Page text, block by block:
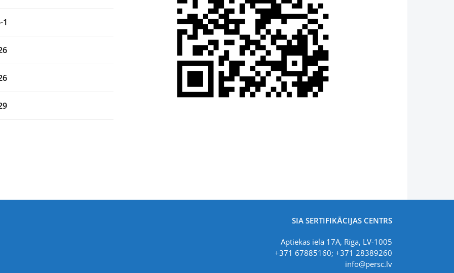
1
SIA SERTIFIKĀCIJAS CENTRS
Aptiekas iela 17A, Rīga, LV-1005
+371 67885160; +371 28389260
info@persc.lv